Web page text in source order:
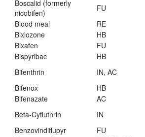
Boscalid (formerly
nicobifen)
FU
Blood meal
RE
Bixlozone
HB
Bixafen
FU
Bispyribac
HB
Bifenthrin
IN, AC
Bifenox
HB
Bifenazate
AC
Beta-Cyfluthrin
IN
Benzovindiflupyr
FU